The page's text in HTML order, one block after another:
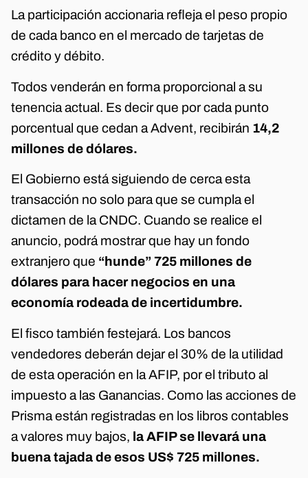
La participación accionaria refleja el peso propio
de cada banco en el mercado de tarjetas de
crédito y débito.
Todos venderán en forma proporcional a su
tenencia actual. Es decir que por cada punto
porcentual que cedan a Advent, recibirán 14,2
millones de dólares.
El Gobierno está siguiendo de cerca esta
transacción no solo para que se cumpla el
dictamen de la CNDC. Cuando se realice el
anuncio, podrá mostrar que hay un fondo
extranjero que “hunde” 725 millones de
dólares para hacer negocios en una
economía rodeada de incertidumbre.
El fisco también festejará. Los bancos
vendedores deberán dejar el 30% de la utilidad
de esta operación en la AFIP, por el tributo al
impuesto a las Ganancias. Como las acciones de
Prisma están registradas en los libros contables
a valores muy bajos, la AFIP se llevará una
buena tajada de esos US$ 725 millones.